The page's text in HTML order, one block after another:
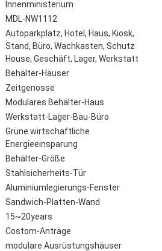
Innenministerium
MDL-NW1112
Autoparkplatz, Hotel, Haus, Kiosk,
Stand, Büro, Wachkasten, Schutz
House, Geschäft, Lager, Werkstatt
Behälter-Häuser
Zeitgenosse
Modulares Behälter-Haus
Werkstatt-Lager-Bau-Büro
Grüne wirtschaftliche
Energieeinsparung
Behälter-Größe
Stahlsicherheits-Tür
Aluminiumlegierungs-Fenster
Sandwich-Platten-Wand
15~20years
Costom-Anträge
modulare Ausrüstungshäuser